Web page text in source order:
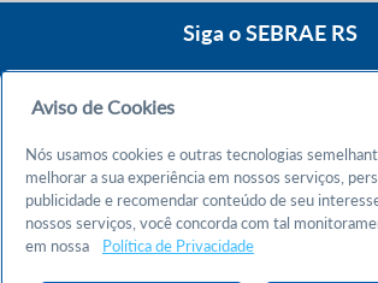
Siga o SEBRAE RS
Atendimento 24h
Chame no WhatsApp
Aviso de Cookies
Nós usamos cookies e outras tecnologias
melhorar a sua experiência em nossos serviços,
publicidade e recomendar conteúdo de seu
nossos serviços, você concorda com tal
em nossa
Política de Privacidade